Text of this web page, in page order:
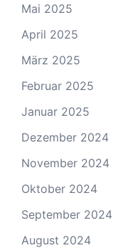
Mai 2025
April 2025
März 2025
Februar 2025
Januar 2025
Dezember 2024
November 2024
Oktober 2024
September 2024
August 2024